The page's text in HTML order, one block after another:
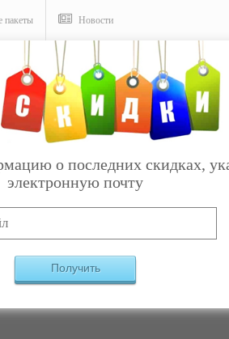
пакеты Новости
роскоши оптом
Категория: Товары→
о последних скидках,
электронную почту
Получить